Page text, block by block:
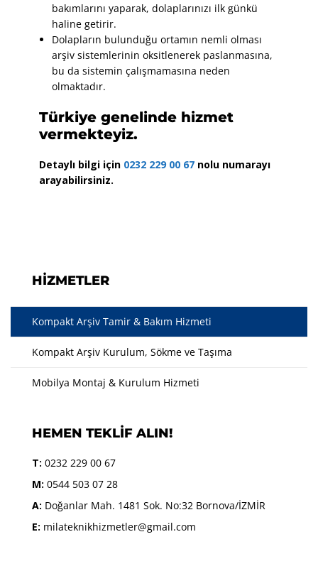
bakımlarını yaparak, dolaplarınızı ilk günkü
haline getirir.
Dolapların bulunduğu ortamın nemli olması
arşiv sistemlerinin oksitlenerek paslanmasına,
bu da sistemin çalışmamasına neden
olmaktadır.
Türkiye genelinde hizmet
vermekteyiz.
Detaylı bilgi için 0232 229 00 67 nolu numarayı
arayabilirsiniz.
HIZMETLER
Kompakt Arşiv Tamir & Bakım Hizmeti
Kompakt Arşiv Kurulum, Sökme ve Taşıma
Mobilya Montaj & Kurulum Hizmeti
HEMEN TEKLIF ALIN!
T: 0232 229 00 67
M: 0544 503 07 28
A: Doğanlar Mah. 1481 Sok. No:32 Bornova/İZMİR
E: milateknikhizmetler@gmail.com